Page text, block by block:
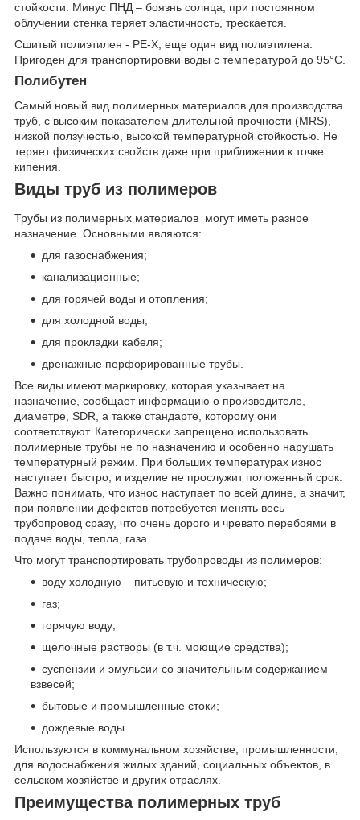
стойкости. Минус ПНД – боязнь солнца, при постоянном
облучении стенка теряет эластичность, трескается.
Сшитый полиэтилен - РЕ-Х, еще один вид полиэтилена.
Пригоден для транспортировки воды с температурой до 95°С.
Полибутен
Самый новый вид полимерных материалов для производства
труб, с высоким показателем длительной прочности (MRS),
низкой ползучестью, высокой температурной стойкостью. Не
теряет физических свойств даже при приближении к точке
кипения.
Виды труб из полимеров
Трубы из полимерных материалов могут иметь разное
назначение. Основными являются:
для газоснабжения;
канализационные;
для горячей воды и отопления;
для холодной воды;
для прокладки кабеля;
дренажные перфорированные трубы.
Все виды имеют маркировку, которая указывает на
назначение, сообщает информацию о производителе,
диаметре, SDR, а также стандарте, которому они
соответствуют. Категорически запрещено использовать
полимерные трубы не по назначению и особенно нарушать
температурный режим. При больших температурах износ
наступает быстро, и изделие не прослужит положенный срок.
Важно понимать, что износ наступает по всей длине, а значит,
при появлении дефектов потребуется менять весь
трубопровод сразу, что очень дорого и чревато перебоями в
подаче воды, тепла, газа.
Что могут транспортировать трубопроводы из полимеров:
воду холодную – питьевую и техническую;
газ;
горячую воду;
щелочные растворы (в т.ч. моющие средства);
суспензии и эмульсии со значительным содержанием
взвесей;
бытовые и промышленные стоки;
дождевые воды.
Используются в коммунальном хозяйстве, промышленности,
для водоснабжения жилых зданий, социальных объектов, в
сельском хозяйстве и других отраслях.
Преимущества полимерных труб